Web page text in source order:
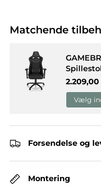
Matchende
Vælg
Forsendelse og
Montering